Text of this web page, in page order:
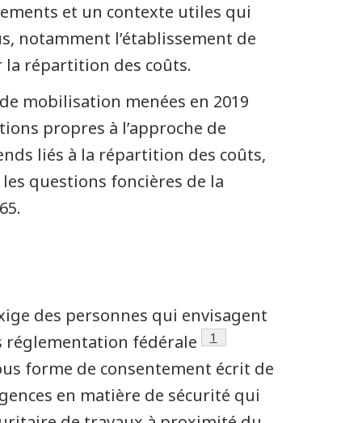
et un contexte utiles qui
notamment l’établissement de
la répartition des coûts.
mobilisation menées en 2019
propres à l’approche de
liés à la répartition des coûts,
questions foncières de la
des personnes qui envisagent
réglementation fédérale
Note de bas de page
1
forme de consentement écrit de
en matière de sécurité qui